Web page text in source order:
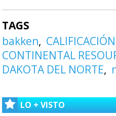
TAGS
bakken
CONTINENTAL
DAKOTA DEL NORTE
LO + VISTO